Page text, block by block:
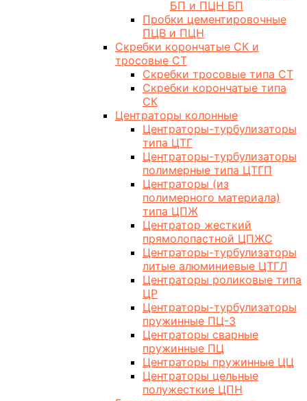
БП и ПЦН БП
Пробки цементировочные
ПЦВ и ПЦН
Скребки корончатые СК и
тросовые СТ
Скребки тросовые типа СТ
Скребки корончатые типа
СК
Центраторы колонные
Центраторы-турбулизаторы
типа ЦТГ
Центраторы-турбулизаторы
полимерные типа ЦТГП
Центраторы (из
полимерного материала)
типа ЦПЖ
Центратор жесткий
прямолопастной ЦПЖС
Центраторы-турбулизаторы
литые алюминиевые ЦТГЛ
Центраторы роликовые типа
ЦР
Центраторы-турбулизаторы
пружинные ПЦ-3
Центраторы сварные
пружинные ПЦ
Центраторы пружинные ЦЦ
Центраторы цельные
полужесткие ЦПН